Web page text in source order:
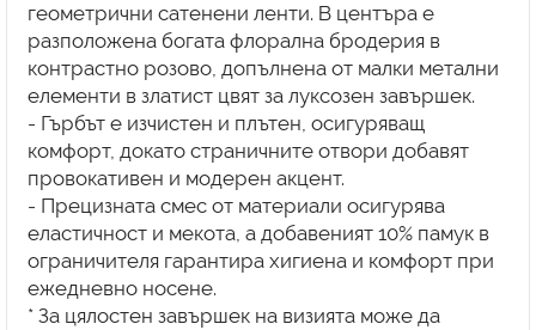
геометрични сатенени ленти. В центъра е
разположена богата флорална бродерия в
контрастно розово, допълнена от малки метални
елементи в златист цвят за луксозен завършек.
- Гърбът е изчистен и плътен, осигуряващ
комфорт, докато страничните отвори добавят
провокативен и модерен акцент.
- Прецизната смес от материали осигурява
еластичност и мекота, а добавеният 10% памук в
ограничителя гарантира хигиена и комфорт при
ежедневно носене.
* За цялостен завършек на визията може да